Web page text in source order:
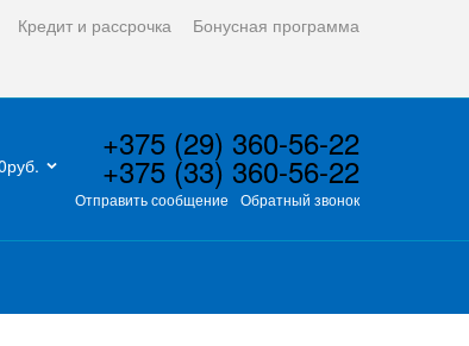
Кредит и рассрочка Бонусная программа
+375 (29) 360-56-22
+375 (33) 360-56-22
Отправить сообщение Обратный звонок